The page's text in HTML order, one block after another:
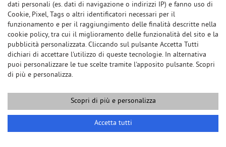
dati personali (es. dati di navigazione o indirizzi IP) e fanno uso di
Cookie, Pixel, Tags o altri identificatori necessari per il
funzionamento e per il raggiungimento delle finalità descritte nella
cookie policy, tra cui il miglioramento delle funzionalità del sito e la
pubblicità personalizzata. Cliccando sul pulsante Accetta Tutti
dichiari di accettare l'utilizzo di queste tecnologie. In alternativa
puoi personalizzare le tue scelte tramite l'apposito pulsante. Scopri
di più e personalizza.
Scopri di più e personalizza
Accetta tutti